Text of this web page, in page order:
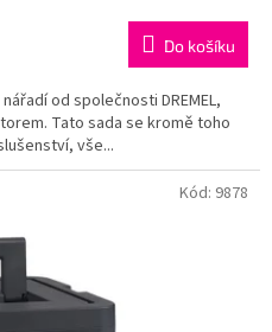
Do košíku
od společnosti DREMEL,
Tato sada se kromě toho
vše...
Kód: 9878